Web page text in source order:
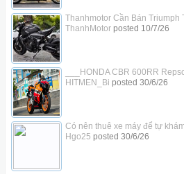
Thanhmotor Cần Bán Triumph
ThanhMotorposted 10/7/26
___HONDA CBR 600RR
HITMEN_Bi posted 30/6/26
Có nên thuê xe máy để tự
Hgo25 posted 30/6/26